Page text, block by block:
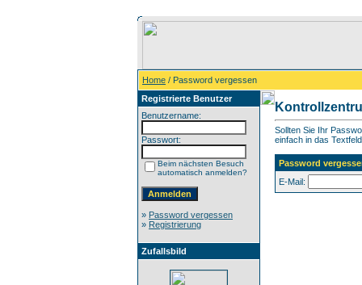
Home / Password vergessen
Registrierte Benutzer
Benutzername:
Passwort:
Beim nächsten Besuch
automatisch anmelden?
» Password vergessen
» Registrierung
Zufallsbild
Sollten Sie Ihr
einfach in das
Password
E-Mail: